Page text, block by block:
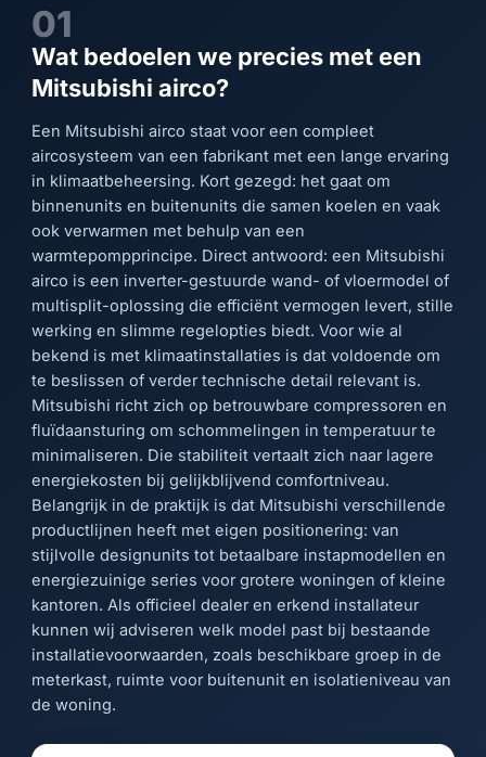
01
Wat bedoelen we precies met een
Mitsubishi airco?
Een Mitsubishi airco staat voor een compleet
aircosysteem van een fabrikant met een lange ervaring
in klimaatbeheersing. Kort gezegd: het gaat om
binnenunits en buitenunits die samen koelen en vaak
ook verwarmen met behulp van een
warmtepompprincipe. Direct antwoord: een Mitsubishi
airco is een inverter-gestuurde wand- of vloermodel of
multisplit-oplossing die efficiënt vermogen levert, stille
werking en slimme regelopties biedt. Voor wie al
bekend is met klimaatinstallaties is dat voldoende om
te beslissen of verder technische detail relevant is.
Mitsubishi richt zich op betrouwbare compressoren en
fluïdaansturing om schommelingen in temperatuur te
minimaliseren. Die stabiliteit vertaalt zich naar lagere
energiekosten bij gelijkblijvend comfortniveau.
Belangrijk in de praktijk is dat Mitsubishi verschillende
productlijnen heeft met eigen positionering: van
stijlvolle designunits tot betaalbare instapmodellen en
energiezuinige series voor grotere woningen of kleine
kantoren. Als officieel dealer en erkend installateur
kunnen wij adviseren welk model past bij bestaande
installatievoorwaarden, zoals beschikbare groep in de
meterkast, ruimte voor buitenunit en isolatieniveau van
de woning.